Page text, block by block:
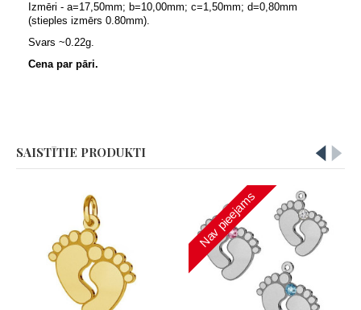
Izmēri - a=17,50mm; b=10,00mm; c=1,50mm; d=0,80mm
(stieples izmērs 0.80mm).
Svars ~0.22g.
Cena par pāri.
SAISTĪTIE PRODUKTI
Nav pieejams